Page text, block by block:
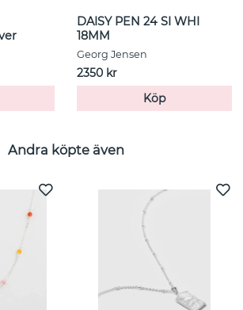
DAISY PEN 24 SI WHI
18MM
Georg Jensen
2350 kr
Köp
Andra köpte även